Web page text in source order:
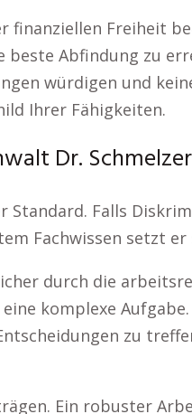
finanziellen Freiheit
Abfindung zu
würdigen und
Ihrer Fähigkeiten.
Dr.
Falls
Fachwissen setzt
durch die
komplexe
zu
Ein robuster